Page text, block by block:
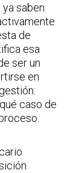
saben
de
esa
ser un
en
caso de